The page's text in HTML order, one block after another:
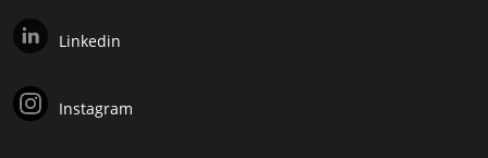
Linkedin
Instagram